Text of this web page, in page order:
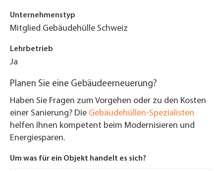
Unternehmenstyp
Mitglied Gebäudehülle Schweiz
Lehrbetrieb
Ja
Planen Sie eine Gebäudeerneuerung?
Haben Sie Fragen zum Vorgehen oder zu den Kosten
einer Sanierung? Die Gebäudehüllen-Spezialisten
helfen Ihnen kompetent beim Modernisieren und
Energiesparen.
Um was für ein Objekt handelt es sich?